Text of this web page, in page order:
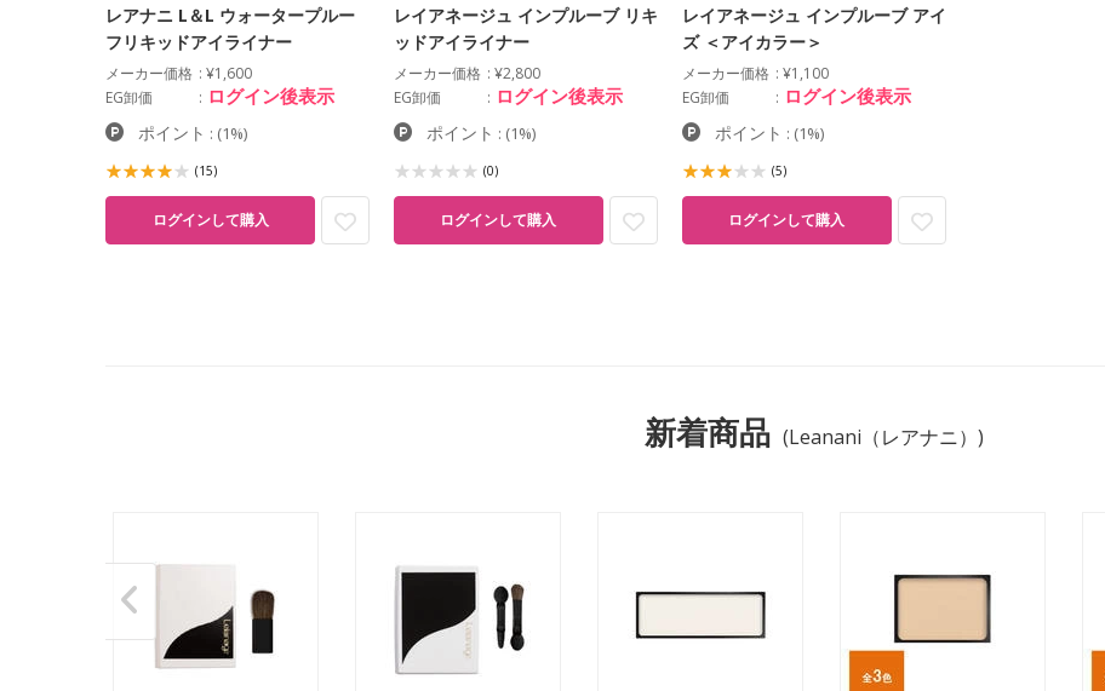
レアナニ L＆L ウォータープルー
フリキッドアイライナー
メーカー価格
¥1,600
EG卸価
ログイン後表示
ポイント : (1%)
(15)
ログインして購入
レイアネージュ インプルーブ リキ
ッドアイライナー
メーカー価格
¥2,800
EG卸価
ログイン後表示
ポイント : (1%)
(0)
ログインして購入
レイアネージュ インプルーブ アイ
ズ ＜アイカラー＞
メーカー価格
¥1,100
EG卸価
ログイン後表示
ポイント : (1%)
(5)
ログインして購入
新着商品 (Leanani（レアナニ）)